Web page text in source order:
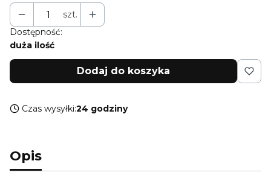
szt.
Dostępność:
duża ilość
Dodaj do koszyka
Czas wysyłki:24 godziny
Opis